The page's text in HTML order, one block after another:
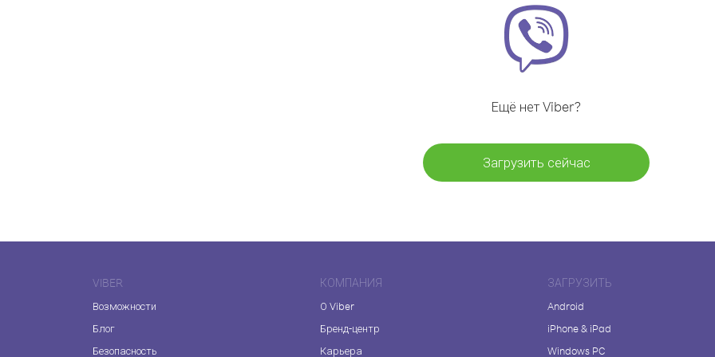
Ещё нет Viber?
Загрузить сейчас
VIBER
Возможности
Блог
Безопасность
КОМПАНИЯ
О Viber
Бренд-центр
Карьера
ЗАГРУЗИТЬ
Android
iPhone & iPad
Windows PC